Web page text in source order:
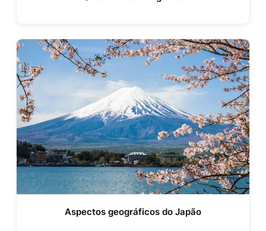
Aspectos geográficos do Japão